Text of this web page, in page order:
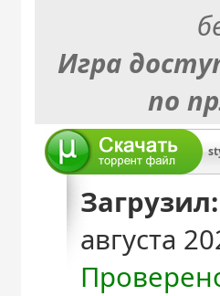
Игра
по
Загрузил:
августа